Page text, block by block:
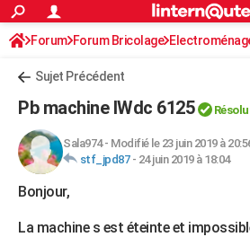
ACTUALITÉS
Politique
Société
Faits Divers
Education
Monde
Villes
+
FINANCE
Retraite
Impôts
Epargne
Immobilier
Risques naturels par ville
Banque
Assurance
Crédit
AUTO
Essais
Réserver un essai
Citadines
Berlines
SUV
Forum auto
+HIGH-TECH
S'inscrire
Connexion
Forum Forum Bricolage
Sujet Précédent
Pb machine IWdc 6125 Résolu
Sala974- Modifié le 23 juin 2019 à
stf_jpd87- 24 juin 2019 à 18:04
Bonjour,
La machine s est éteinte et